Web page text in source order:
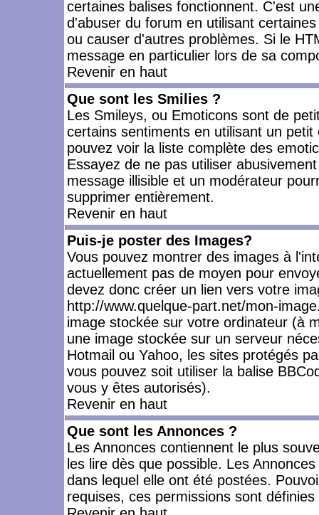
certaines balises fonctionnent. C'est
d'abuser du forum en utilisant
ou causer d'autres problèmes. Si le
message en particulier lors de sa
Revenir en haut
Que sont les Smilies ?
Les Smileys, ou Emoticons sont de
certains sentiments en utilisant un
pouvez voir la liste complète des
Essayez de ne pas utiliser
message illisible et un modérateur
supprimer entièrement.
Revenir en haut
Puis-je poster des Images?
Vous pouvez montrer des images à
actuellement pas de moyen pour
devez donc créer un lien vers votre
http://www.quelque-part.net/mon-
image stockée sur votre ordinateur (à
une image stockée sur un serveur
Hotmail ou Yahoo, les sites protégés
vous pouvez soit utiliser la balise
vous y êtes autorisés).
Revenir en haut
Que sont les Annonces ?
Les Annonces contiennent le plus
les lire dès que possible. Les
dans lequel elle ont été postées.
requises, ces permissions sont